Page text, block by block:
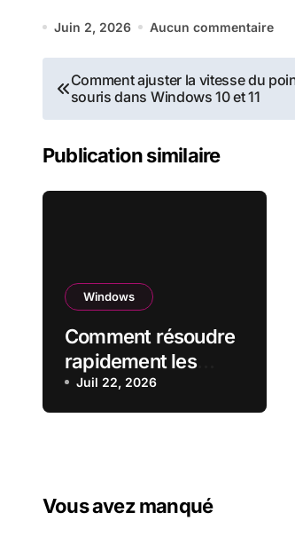
Juin 2, 2026 Aucun commentaire
Navigation
de
l’article
Comment ajuster la vitesse du
souris dans Windows 10 et 11
Publication similaire
Windows
Comment résoudre
rapidement les
erreurs de manque
d’espace sur disque
Juil 22, 2026
Vous avez manqué